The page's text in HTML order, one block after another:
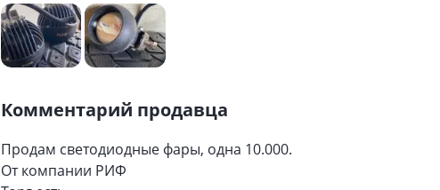
Комментарий продавца
Продам светодиодные фары, одна 10.000.
От компании РИФ